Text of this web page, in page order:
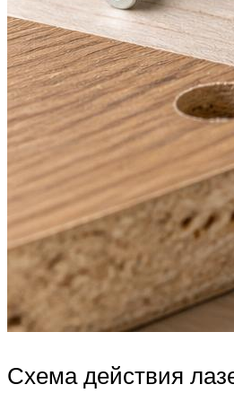
Схема действия